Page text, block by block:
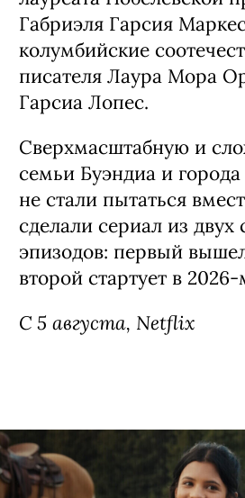
Габриэля Гарсия
колумбийские
писателя Лаура Мора
Гарсиа Лопес.
Сверхмасштабную и
семьи Буэндиа и
не стали пытаться
сделали сериал из двух
эпизодов: первый
второй стартует в
С 5 августа, Netflix